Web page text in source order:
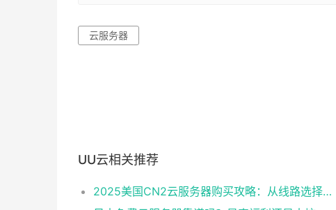
云服务器
UU云相关推荐
2025美国CN2云服务器购买攻略：从线路选择到实操最全指南